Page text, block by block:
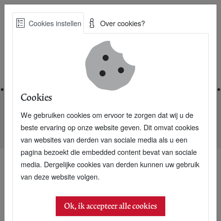
Skip
Best Practices voor een duurzame toekomst
Nieuwsarchief
Meerderheid Duitsers wil minder hard scheuren
02 maart 2004
Meerderheid Duitsers
Cookies instellen Over cookies?
Cookies
We gebruiken cookies om ervoor te zorgen dat wij u de
beste ervaring op onze website geven. Dit omvat cookies
van websites van derden van sociale media als u een
pagina bezoekt die embedded content bevat van sociale
media. Dergelijke cookies van derden kunnen uw gebruik
van deze website volgen.
Ok, ik accepteer alle cookies